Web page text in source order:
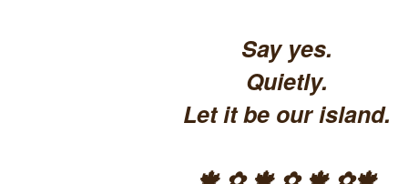
Say yes.
Quietly.
Let it be our island.